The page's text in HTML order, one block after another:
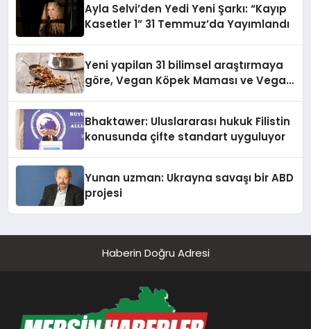
Ayla Selvi’den Yedi Yeni Şarkı: “Kayıp
Kasetler 1” 31 Temmuz’da Yayımlandı
Yeni yapilan 31 bilimsel araştırmaya
göre, Vegan Köpek Maması ve Vegan
Bhaktawer: Uluslararası hukuk Filistin
konusunda çifte standart uyguluyor
Yunan uzman: Ukrayna savaşı bir ABD
projesi
Haberin Doğru Adresi